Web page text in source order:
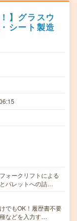
】グラスウ
シート製造
ォークリフトによる
パレットへの詰…
でもOK！履歴書不要
などを入力す…